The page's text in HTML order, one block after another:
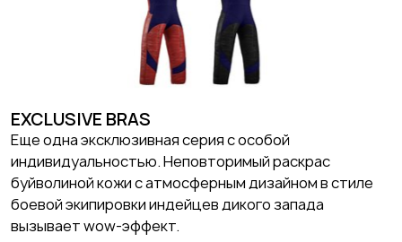
EXCLUSIVE BRAS
Еще одна эксклюзивная серия с особой
индивидуальностью. Неповторимый раскрас
буйволиной кожи с атмосферным дизайном в стиле
боевой экипировки индейцев дикого запада
вызывает wow-эффект.